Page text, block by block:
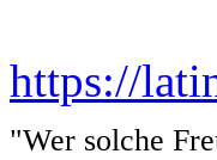
https://
"Wer solche